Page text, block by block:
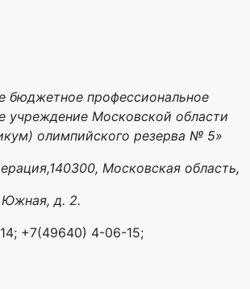
бюджетное профессиональное
учреждение Московской области
олимпийского резерва № 5»
Московская область,
Южная, д. 2.
+7(49640) 4-06-15;